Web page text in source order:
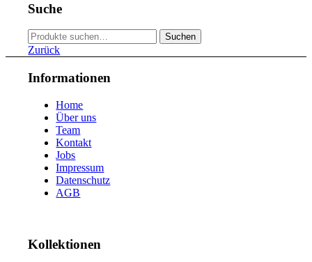
51
5310
54
55
5
57
594
602
612
631
Suche
Suche
nach:
Suchen
Zurück
Informationen
Home
Über uns
Team
Kontakt
Jobs
Impressum
Datenschutz
AGB
Kollektionen